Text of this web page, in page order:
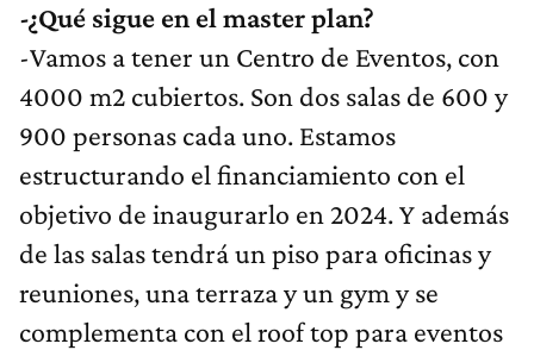
-¿Qué sigue en el master plan?
-Vamos a tener un Centro de Eventos, con
4000 m2 cubiertos. Son dos salas de 600 y
900 personas cada uno. Estamos
estructurando el financiamiento con el
objetivo de inaugurarlo en 2024. Y además
de las salas tendrá un piso para oficinas y
reuniones, una terraza y un gym y se
complementa con el roof top para eventos